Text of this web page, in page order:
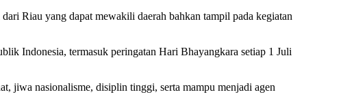
Riau yang dapat mewakili daerah bahkan tampil pada kegiatan
Indonesia, termasuk peringatan Hari Bhayangkara setiap 1 Juli
jiwa nasionalisme, disiplin tinggi, serta mampu menjadi agen